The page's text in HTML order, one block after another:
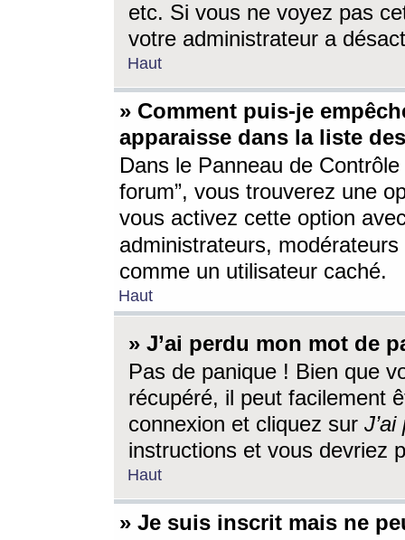
etc. Si vous ne voyez pas
votre administrateur a
Haut
» Comment puis-je
apparaisse dans la liste
Dans le Panneau de
forum”, vous trouverez une
vous activez cette option
administrateurs,
comme un utilisateur caché.
Haut
» J’ai perdu mon mot de
Pas de panique ! Bien que
récupéré, il peut facilement
connexion et cliquez sur
instructions et vous devriez
Haut
» Je suis inscrit mais ne